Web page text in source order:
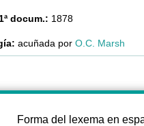
1878
acuñada por O.C. Marsh
Forma del lexema en